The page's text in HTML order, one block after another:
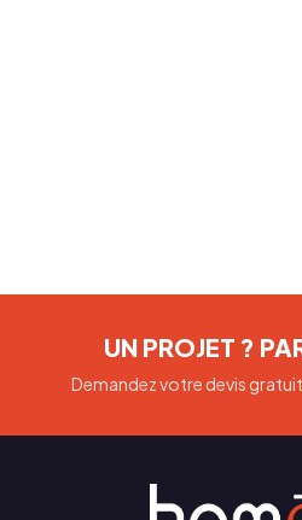
UN PROJET ?
Demandez votre devis